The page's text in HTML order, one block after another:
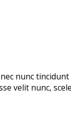
nunc
velit nunc,